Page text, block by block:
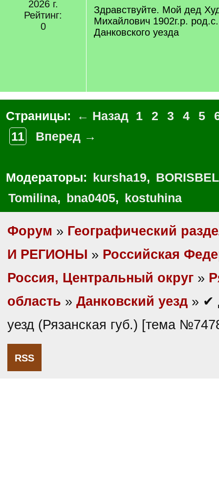
2026 г.
Рейтинг:
0
q
]
Здравствуйте. Мой дед
Михайлович 1902г.р.
Данковского уезда
Страницы: ← Назад 1 2 3 4 5
11
Вперед →
Модераторы: kursha19, BORISBEL
Tomilina, bna0405, kostuhina
Форум » Географический
И РЕГИОНЫ » Российская
Россия, Центральный округ »
область » Данковский уезд » ✔
уезд (Рязанская губ.) [тема
RSS